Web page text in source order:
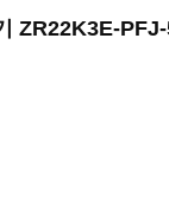
ZR22K3E-